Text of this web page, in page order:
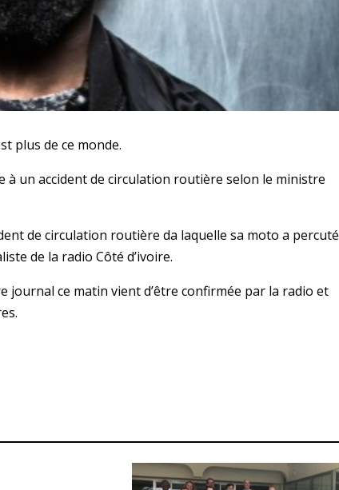
plus de ce monde.
à un accident de circulation routière selon le ministre
de circulation routière da laquelle sa moto a percuté
de la radio Côté d’ivoire.
journal ce matin vient d’être confirmée par la radio et